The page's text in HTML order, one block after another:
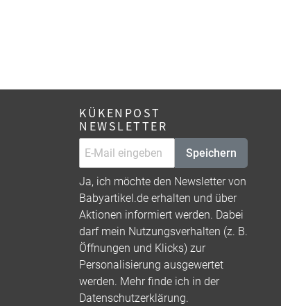
KÜKENPOST
NEWSLETTER
Speichern
Ja, ich möchte den Newsletter von
Babyartikel.de erhalten und über
Aktionen informiert werden. Dabei
darf mein Nutzungsverhalten (z. B.
Öffnungen und Klicks) zur
Personalisierung ausgewertet
werden. Mehr finde ich in der
Datenschutzerklärung.